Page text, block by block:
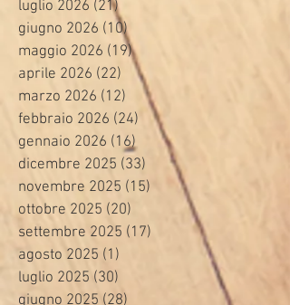
luglio 2026 (21)21 post
giugno 2026 (10)
maggio 2026 (19)19 post
aprile 2026 (22) 22 post
marzo 2026 (12) 12 post
febbraio 2026 (24) 24 post
gennaio 2026 (16) 16 post
dicembre 2025 (33) 33 post
novembre 2025 (15) 15 post
ottobre 2025 (20)
settembre 2025 (17) 17 post
agosto 2025 (1)
luglio 2025 (30)
giugno 2025 (28)